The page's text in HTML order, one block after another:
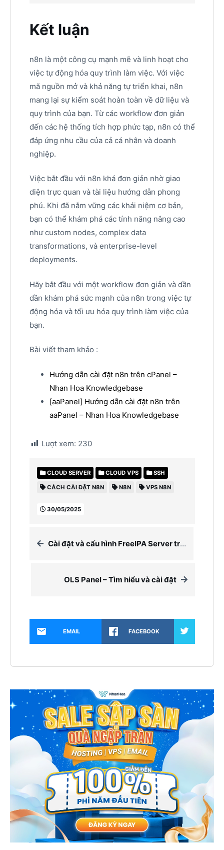
Kết luận
n8n là một công cụ mạnh mẽ và linh hoạt cho
việc tự động hóa quy trình làm việc. Với việc
mã nguồn mở và khả năng tự triển khai, n8n
mang lại sự kiểm soát hoàn toàn về dữ liệu và
quy trình của bạn. Từ các workflow đơn giản
đến các hệ thống tích hợp phức tạp, n8n có thể
đáp ứng nhu cầu của cả cá nhân và doanh
nghiệp.
Việc bắt đầu với n8n khá đơn giản nhờ giao
diện trực quan và tài liệu hướng dẫn phong
phú. Khi đã nắm vững các khái niệm cơ bản,
bạn có thể khám phá các tính năng nâng cao
như custom nodes, complex data
transformations, và enterprise-level
deployments.
Hãy bắt đầu với một workflow đơn giản và dần
dần khám phá sức mạnh của n8n trong việc tự
động hóa và tối ưu hóa quy trình làm việc của
bạn.
Bài viết tham khảo :
Hướng dẫn cài đặt n8n trên cPanel –
Nhan Hoa Knowledgebase
[aaPanel] Hướng dẫn cài đặt n8n trên
aaPanel – Nhan Hoa Knowledgebase
Lượt xem: 230
CLOUD SERVER CLOUD VPS SSH
CÁCH CÀI ĐẶT N8N N8N VPS N8N
30/05/2025
Cài đặt và cấu hình FreeIPA Server trên Centos 7
OLS Panel – Tìm hiểu và cài đặt
EMAIL FACEBOOK